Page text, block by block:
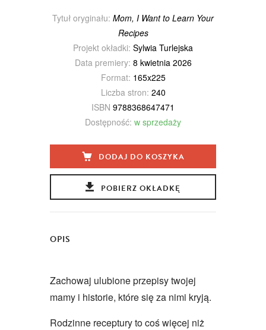
Tytuł oryginału: Mom, I Want to Learn Your
Recipes
Projekt okładki: Sylwia Turlejska
Data premiery: 8 kwietnia 2026
Format: 165x225
Liczba stron: 240
ISBN 9788368647471
Dostępność: w sprzedaży
DODAJ DO KOSZYKA
POBIERZ OKŁADKĘ
OPIS
Zachowaj ulubione przepisy twojej
mamy i historie, które się za nimi kryją.
Rodzinne receptury to coś więcej niż